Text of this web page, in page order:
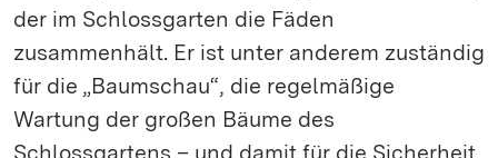
der im Schlossgarten die Fäden
zusammenhält. Er ist unter anderem zuständig
für die „Baumschau“, die regelmäßige
Wartung der großen Bäume des
Schlossgartens – und damit für die Sicherheit